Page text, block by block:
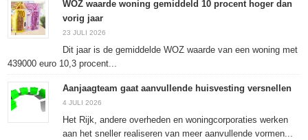
een
nieuw
venster
geopend)
een
nieuw
venster
geopend)
een
venster
geopend)
nieuw
venster
WOZ waarde woning gemiddeld 10 procent hoger dan
vorig jaar
23 JULI 2026
Dit jaar is de gemiddelde WOZ waarde van een woning met
439000 euro 10,3 procent...
Aanjaagteam gaat aanvullende huisvesting versnellen
4 JULI 2026
Het Rijk, andere overheden en woningcorporaties werken
aan het sneller realiseren van meer aanvullende vormen...